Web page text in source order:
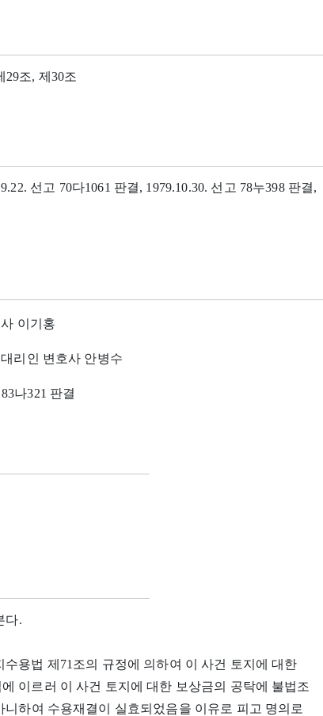
29조, 제30조
선고 70다1061 판결, 1979.10.30. 선고 78누398 판결,
이기홍
리인 변호사 안병수
나321 판결
다.
용법 제71조의 규정에 의하여 이 사건 토지에 대한
이르러 이 사건 토지에 대한 보상금의 공탁에 불법조
하여 수용재결이 실효되었음을 이유로 피고 명의로